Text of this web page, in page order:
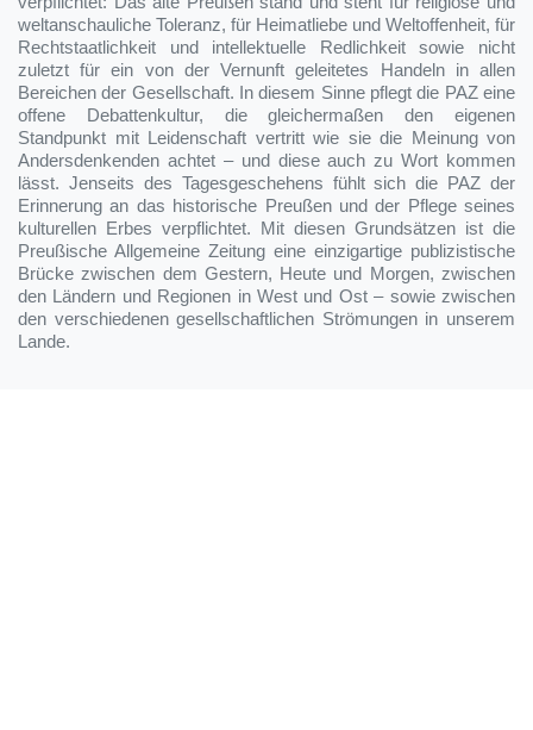
weltanschauliche Toleranz, für Heimatliebe und Weltoffenheit, für
Rechtstaatlichkeit und intellektuelle Redlichkeit sowie nicht
zuletzt für ein von der Vernunft geleitetes Handeln in allen
Bereichen der Gesellschaft. In diesem Sinne pflegt die PAZ eine
offene Debattenkultur, die gleichermaßen den eigenen
Standpunkt mit Leidenschaft vertritt wie sie die Meinung von
Andersdenkenden achtet – und diese auch zu Wort kommen
lässt. Jenseits des Tagesgeschehens fühlt sich die PAZ der
Erinnerung an das historische Preußen und der Pflege seines
kulturellen Erbes verpflichtet. Mit diesen Grundsätzen ist die
Preußische Allgemeine Zeitung eine einzigartige publizistische
Brücke zwischen dem Gestern, Heute und Morgen, zwischen
den Ländern und Regionen in West und Ost – sowie zwischen
den verschiedenen gesellschaftlichen Strömungen in unserem
Lande.